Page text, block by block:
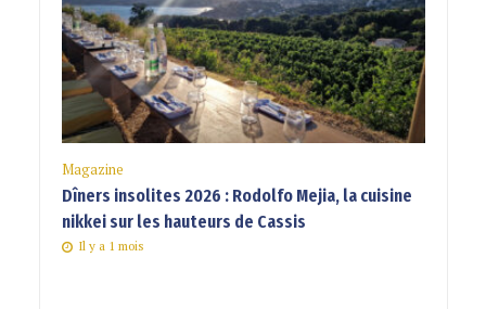
Magazine
Dîners insolites 2026 : Rodolfo Mejia, la cuisine
nikkei sur les hauteurs de Cassis
Il y a 1 mois